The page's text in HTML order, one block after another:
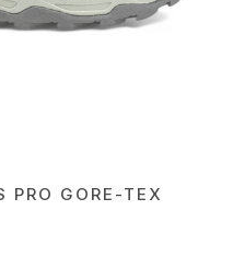
PRO GORE-TEX